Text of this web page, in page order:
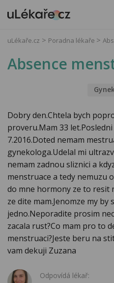
uLékaře.cz Poradna lékaře
Absence
Dobry den.Chtela bych
proveru.Mam 33
7.2016.Doted nemam
gynekologa.Udelal mi
nemam zadnou sliznici a
menstruace a tedy nemuzu
do mne hormony ze to resit
ze dite mam.Jenomze my by
jedno.Neporadite prosim
zacala rust?Co mam pro to
menstruaci?Jeste beru na
vam dekuji Zuzana
Odpovídá lékař: